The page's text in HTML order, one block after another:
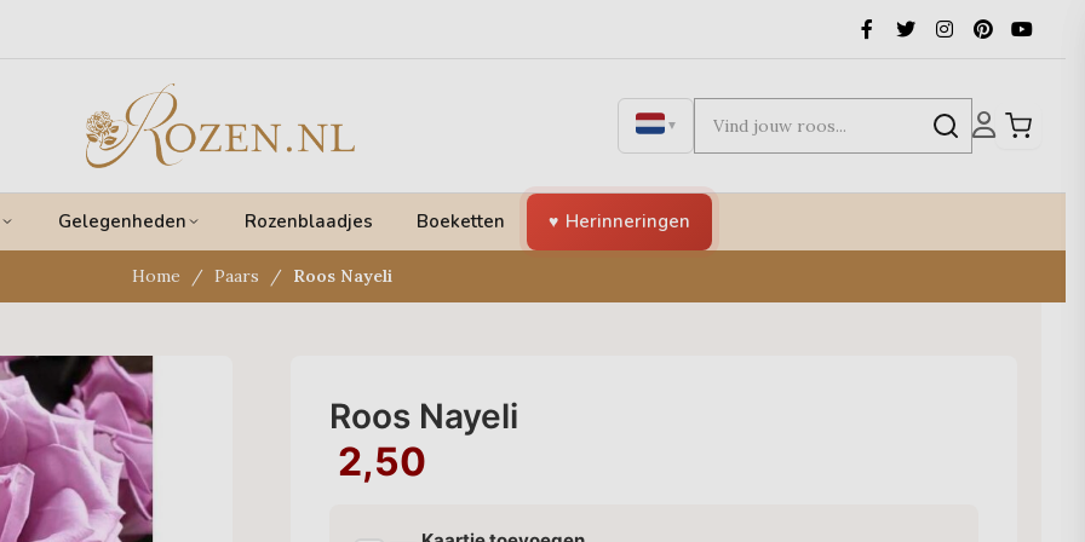
▼
Gelegenheden Rozenblaadjes Boeketten Herinneringen
Home Paars Roos Nayeli
Roos Nayeli
2,50